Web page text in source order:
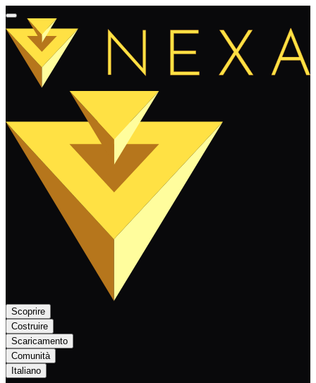
Scoprire
Costruire
Scaricamento
Comunità
Italiano